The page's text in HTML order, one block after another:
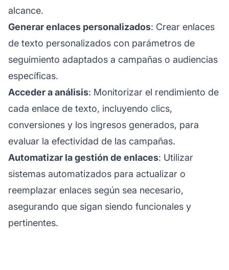
alcance.
Generar enlaces personalizados: Crear enlaces
de texto personalizados con parámetros de
seguimiento adaptados a campañas o audiencias
específicas.
Acceder a análisis: Monitorizar el rendimiento de
cada enlace de texto, incluyendo clics,
conversiones y los ingresos generados, para
evaluar la efectividad de las campañas.
Automatizar la gestión de enlaces: Utilizar
sistemas automatizados para actualizar o
reemplazar enlaces según sea necesario,
asegurando que sigan siendo funcionales y
pertinentes.